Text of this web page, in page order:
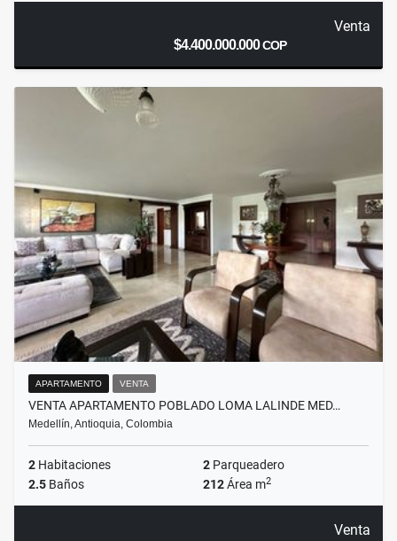
Venta
$4.400.000.000COP
APARTAMENTO VENTA
VENTA APARTAMENTO POBLADO LOMA LALINDE MED…
Medellín, Antioquia, Colombia
2 Habitaciones 2 Parqueadero
2.5 Baños 212Área m2
Venta